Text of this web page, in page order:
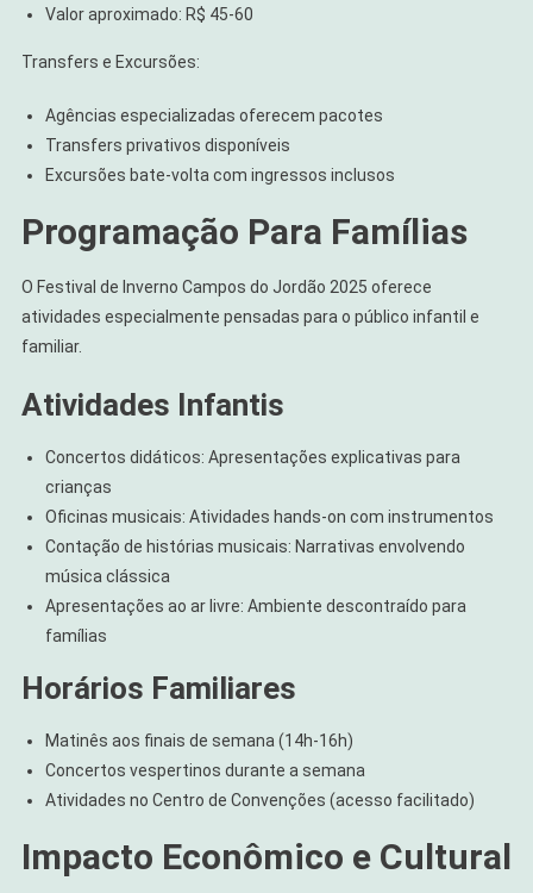
Valor aproximado: R$ 45-60
Transfers e Excursões:
Agências especializadas oferecem pacotes
Transfers privativos disponíveis
Excursões bate-volta com ingressos inclusos
Programação Para Famílias
O Festival de Inverno Campos do Jordão 2025 oferece
atividades especialmente pensadas para o público infantil e
familiar.
Atividades Infantis
Concertos didáticos: Apresentações explicativas para
crianças
Oficinas musicais: Atividades hands-on com instrumentos
Contação de histórias musicais: Narrativas envolvendo
música clássica
Apresentações ao ar livre: Ambiente descontraído para
famílias
Horários Familiares
Matinês aos finais de semana (14h-16h)
Concertos vespertinos durante a semana
Atividades no Centro de Convenções (acesso facilitado)
Impacto Econômico e Cultural